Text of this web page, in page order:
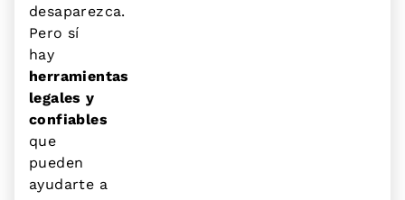
desaparezca.
Pero sí
hay
herramientas
legales y
confiables
que
pueden
ayudarte a